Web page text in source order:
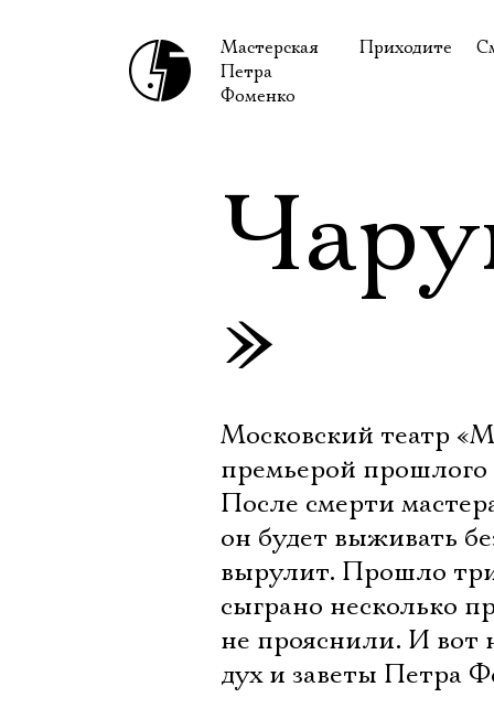
Мастерская
Петра
Фоменко
Приходите
Правила
Как добраться
»
Московский театр
премьерой
После смерти
он будет выживать
вырулит. Прошло
сыграно несколько
не прояснили. И вот
дух и заветы Петра